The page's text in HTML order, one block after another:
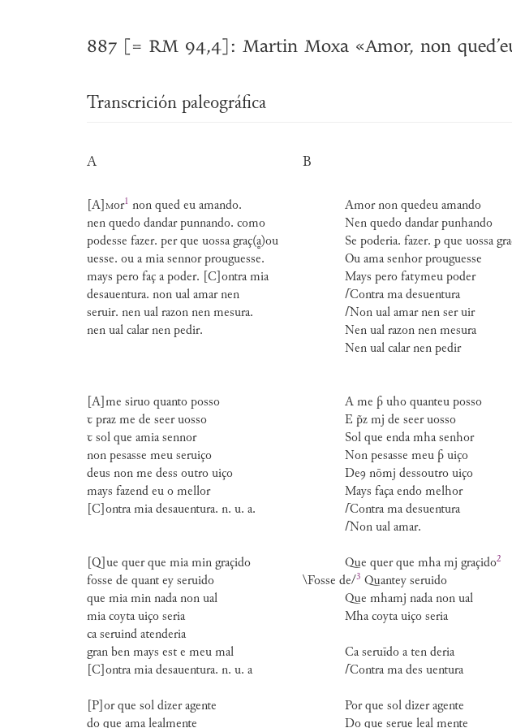
887 [= RM 94,4]: Martin Moxa «Amor, non
Transcrición paleográfica
A
[A] mor1 non qued eu amando.
nen quedo dandar punnando. como
podesse fazer. per que uossa graç(a̻)ou
uesse. ou a mia sennor prouguesse.
mays pero faç a poder. [C]ontra mia
desauentura. non ual amar nen
seruir. nen ual razon nen mesura.
nen ual calar nen pedir.
[A]me siruo quanto posso
ꞇ praz me de seer uosso
ꞇ sol que amia sennor
non pesasse meu seruiço
deus non me dess outro uiço
mays fazend eu o mellor
[C]ontra mia desauentura. n. u. a.
[Q]ue quer que mia min graçido
fosse de quant ey seruido
que mia min nada non ual
mia coyta uiço seria
ca seruind atenderia
gran ben mays est e meu mal
[C]ontra mia desauentura. n. u. a
[P]or que sol dizer agente
do que ama lealmente
B
Amor non quedeu amando
Nen quedo dandar punhando
Se poderia. fazer. ꝑ que uossa
Ou ama senhor prouguesse
Mays pero fatymeu poder
⌈Contra ma desuentura
⌈Non ual amar nen ser uir
Nen ual razon nen mesura
Nen ual calar nen pedir
A me  uho quanteu posso
E p̃z mj de seer uosso
Sol que enda mha senhor
Non pesasse meu  uiço
Deꝯ nōmj dessoutro uiço
Mays faça endo melhor
⌈Contra ma desuentura
⌈Non ual amar.
Que quer que mha mj graçido2
\Fosse de/3 Quantey seruido
Que mhamj nada non ual
Mha coyta uiço seria
Ca seruīdo a ten deria
⌈Contra ma des uentura
Por que sol dizer agente
Do que serue leal mente